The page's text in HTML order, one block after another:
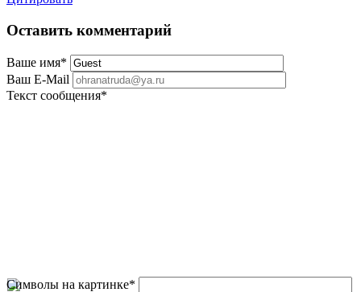
Оставить комментарий
Ваше имя*
Ваш E-Mail
Текст сообщения*
Символы на картинке*